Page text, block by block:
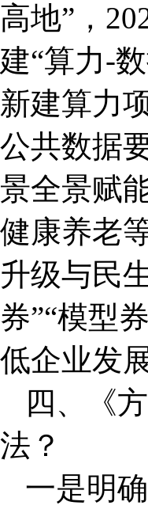
高地”，
建“算力-
新建算力
公共数据
景全景赋
健康养老
升级与民
券”“模型
低企业发
四、《
法？
一是明